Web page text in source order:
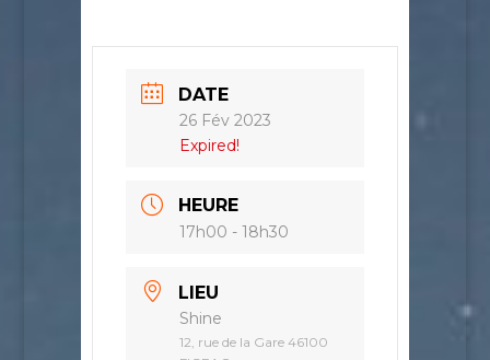
DATE
26 Fév 2023
Expired!
HEURE
17h00 - 18h30
LIEU
Shine
12, rue de la Gare 46100